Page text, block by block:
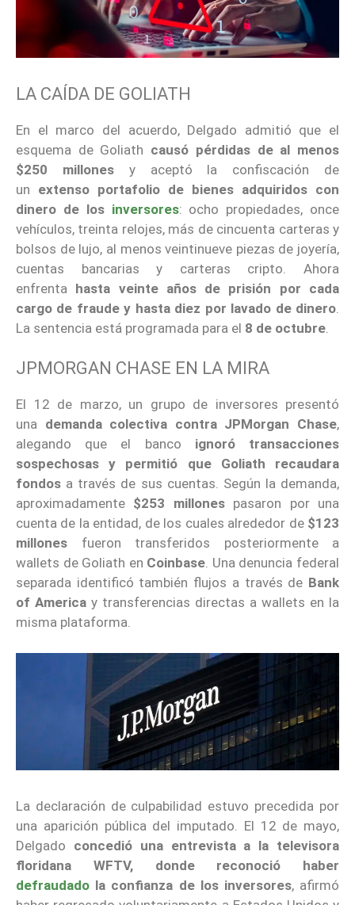
LA CAÍDA DE GOLIATH
En el marco del acuerdo, Delgado admitió que el
esquema de Goliath causó pérdidas de al menos
$250 millonesy aceptó la confiscación de
un extenso portafolio de bienes adquiridos con
dinero de los inversores: ocho propiedades, once
vehículos, treinta relojes, más de cincuenta carteras y
bolsos de lujo, al menos veintinueve piezas de joyería,
cuentas bancarias y carteras cripto. Ahora
enfrenta hasta veinte años de prisión por cada
cargo de fraude y hasta diez por lavado de dinero
La sentencia está programada para el 8 de octubre
JPMORGAN CHASE EN LA MIRA
El 12 de marzo, un grupo de inversores presentó
una demanda colectiva contra JPMorgan Chase,
alegando que el banco ignoró transacciones
sospechosas y permitió que Goliath recaudara
fondos a través de sus cuentas. Según la demanda,
aproximadamente $253 millonespasaron por una
cuenta de la entidad, de los cuales alrededor de $123
millones fueron transferidos posteriormente a
wallets de Goliath en Coinbase. Una denuncia federal
separada identificó también flujos a través de Bank
of America y transferencias directas a wallets en la
misma plataforma.
La declaración de culpabilidad estuvo precedida por
una aparición pública del imputado. El 12 de mayo,
Delgado concedió una entrevista a la televisora
floridana WFTV, donde reconoció haber
defraudado la confianza de los inversores, afirmó